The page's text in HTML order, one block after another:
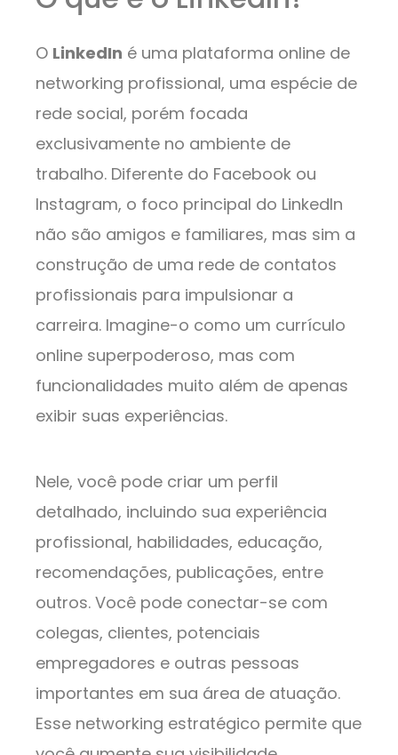
O LinkedIn é uma plataforma online de
networking profissional, uma espécie de
rede social, porém focada
exclusivamente no ambiente de
trabalho. Diferente do Facebook ou
Instagram, o foco principal do LinkedIn
não são amigos e familiares, mas sim a
construção de uma rede de contatos
profissionais para impulsionar a
carreira. Imagine-o como um currículo
online superpoderoso, mas com
funcionalidades muito além de apenas
exibir suas experiências.
Nele, você pode criar um perfil
detalhado, incluindo sua experiência
profissional, habilidades, educação,
recomendações, publicações, entre
outros. Você pode conectar-se com
colegas, clientes, potenciais
empregadores e outras pessoas
importantes em sua área de atuação.
Esse networking estratégico permite que